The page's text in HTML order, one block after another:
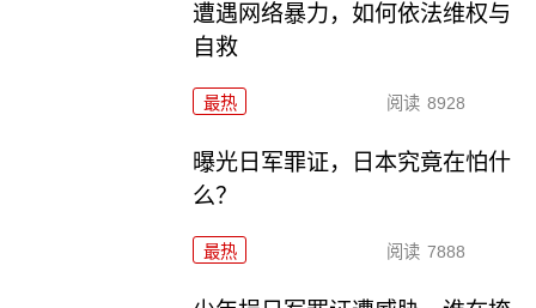
遭遇网络暴力，如何依法维权与
自救
最热 阅读 8928
曝光日军罪证，日本究竟在怕什
么？
最热 阅读 7888